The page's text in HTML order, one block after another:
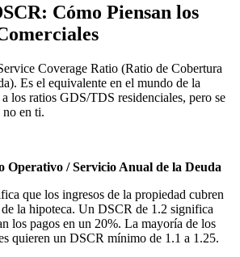
Cómo Piensan los
Coverage Ratio (Ratio de Cobertura
Es el equivalente en el mundo de la
los ratios GDS/TDS residenciales, pero se
no en ti.
Operativo / Servicio Anual de la Deuda
que los ingresos de la propiedad cubren
de la hipoteca. Un DSCR de 1.2 significa
los pagos en un 20%. La mayoría de los
quieren un DSCR mínimo de 1.1 a 1.25.